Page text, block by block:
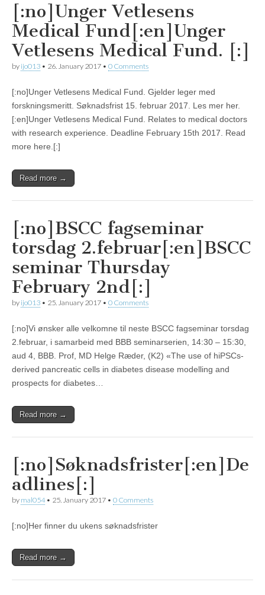
[:no]Unger Vetlesens
Medical Fund[:en]Unger
Vetlesens Medical Fund. [:]
by ijo013 • 26. January 2017 • 0 Comments
[:no]Unger Vetlesens Medical Fund. Gjelder leger med
forskningsmeritt. Søknadsfrist 15. februar 2017. Les mer her.
[:en]Unger Vetlesens Medical Fund. Relates to medical doctors
with research experience. Deadline February 15th 2017. Read
more here.[:]
Read more →
[:no]BSCC fagseminar
torsdag 2.februar[:en]BSCC
seminar Thursday
February 2nd[:]
by ijo013 • 25. January 2017 • 0 Comments
[:no]Vi ønsker alle velkomne til neste BSCC fagseminar torsdag
2.februar, i samarbeid med BBB seminarserien, 14:30 – 15:30,
aud 4, BBB. Prof, MD Helge Ræder, (K2) «The use of hiPSCs-
derived pancreatic cells in diabetes disease modelling and
prospects for diabetes…
Read more →
[:no]Søknadsfrister[:en]De
adlines[:]
by mal054• 25. January 2017 • 0 Comments
[:no]Her finner du ukens søknadsfrister
Read more →